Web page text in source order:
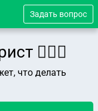
Задать вопрос
👨🏻‍⚖️
что делать